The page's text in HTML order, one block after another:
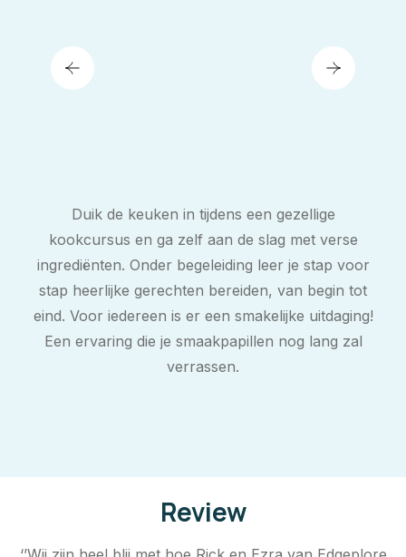
Duik de keuken in tijdens een gezellige
kookcursus en ga zelf aan de slag met verse
ingrediënten. Onder begeleiding leer je stap voor
stap heerlijke gerechten bereiden, van begin tot
eind. Voor iedereen is er een smakelijke uitdaging!
Een ervaring die je smaakpapillen nog lang zal
verrassen.
Review